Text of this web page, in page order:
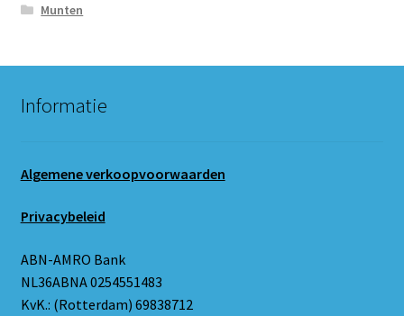
Munten
Informatie
Algemene verkoopvoorwaarden
Privacybeleid
ABN-AMRO Bank
NL36ABNA 0254551483
KvK.: (Rotterdam) 69838712